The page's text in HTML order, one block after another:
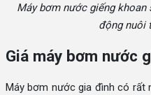
Máy bơm nước giếng
động nuôi
Giá máy bơm nước
Máy bơm nước gia đình có rất